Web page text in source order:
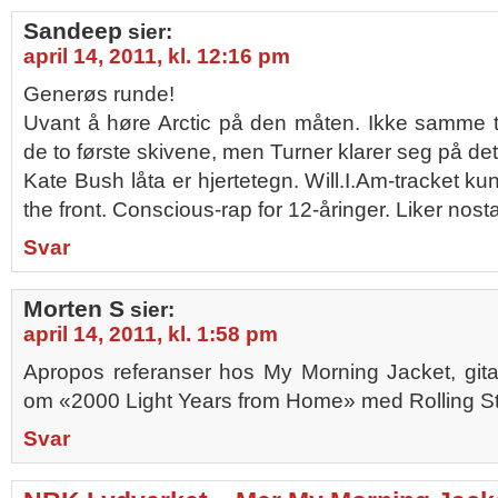
Sandeep sier:
april 14, 2011, kl. 12:16 pm
Generøs runde!
Uvant å høre Arctic på den måten. Ikke samme
de to første skivene, men Turner klarer seg på
Kate Bush låta er hjertetegn. Will.I.Am-tracket
the front. Conscious-rap for 12-åringer. Liker
Svar
Morten S sier:
april 14, 2011, kl. 1:58 pm
Apropos referanser hos My Morning Jacket,
om «2000 Light Years from Home» med Rolling
Svar